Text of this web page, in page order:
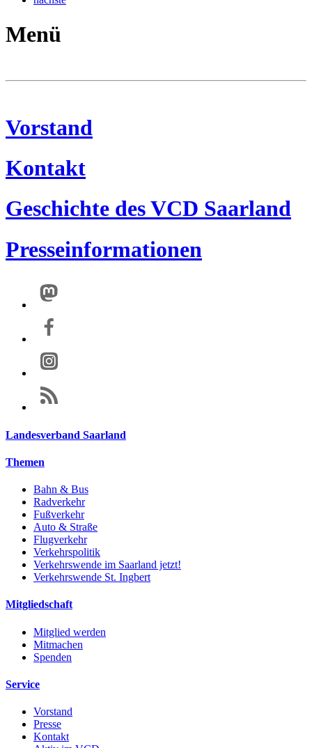
Menü
Vorstand
Kontakt
Geschichte des VCD Saarland
Presseinformationen
Landesverband Saarland
Themen
Bahn & Bus
Radverkehr
Fußverkehr
Auto & Straße
Flugverkehr
Verkehrspolitik
Verkehrswende im Saarland jetzt!
Verkehrswende St. Ingbert
Mitgliedschaft
Mitglied werden
Mitmachen
Spenden
Service
Vorstand
Presse
Kontakt